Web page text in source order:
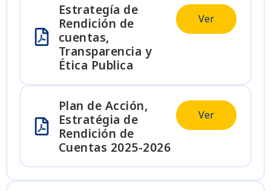
Estrategía de
Rendición de
cuentas,
Transparencia y
Ética Publica
Ver
Plan de Acción,
Estratégia de
Rendición de
Cuentas 2025-2026
Ver